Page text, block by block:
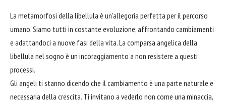
La metamorfosi della libellula è un'allegoria perfetta per il percorso
umano. Siamo tutti in costante evoluzione, affrontando cambiamenti
e adattandoci a nuove fasi della vita. La comparsa angelica della
libellula nel sogno è un incoraggiamento a non resistere a questi
processi.
Gli angeli ti stanno dicendo che il cambiamento è una parte naturale e
necessaria della crescita. Ti invitano a vederlo non come una minaccia,